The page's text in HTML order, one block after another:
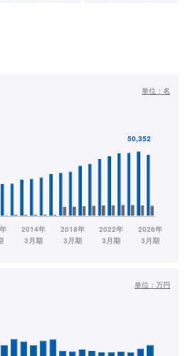
単位： 名
単位： 万円